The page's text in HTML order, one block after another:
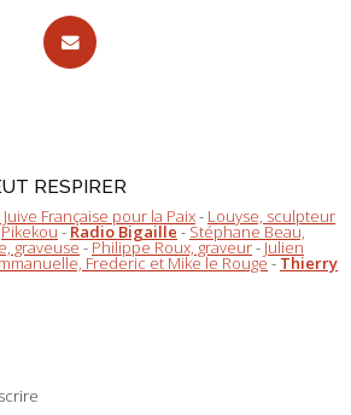
RESPIRER
Française pour la Paix- Louyse, sculpteur
Pikekou-Radio Bigaille-Stéphane Beau,
graveuse-Philippe Roux, graveur-Julien
Frederic et Mike le Rouge-Thierry